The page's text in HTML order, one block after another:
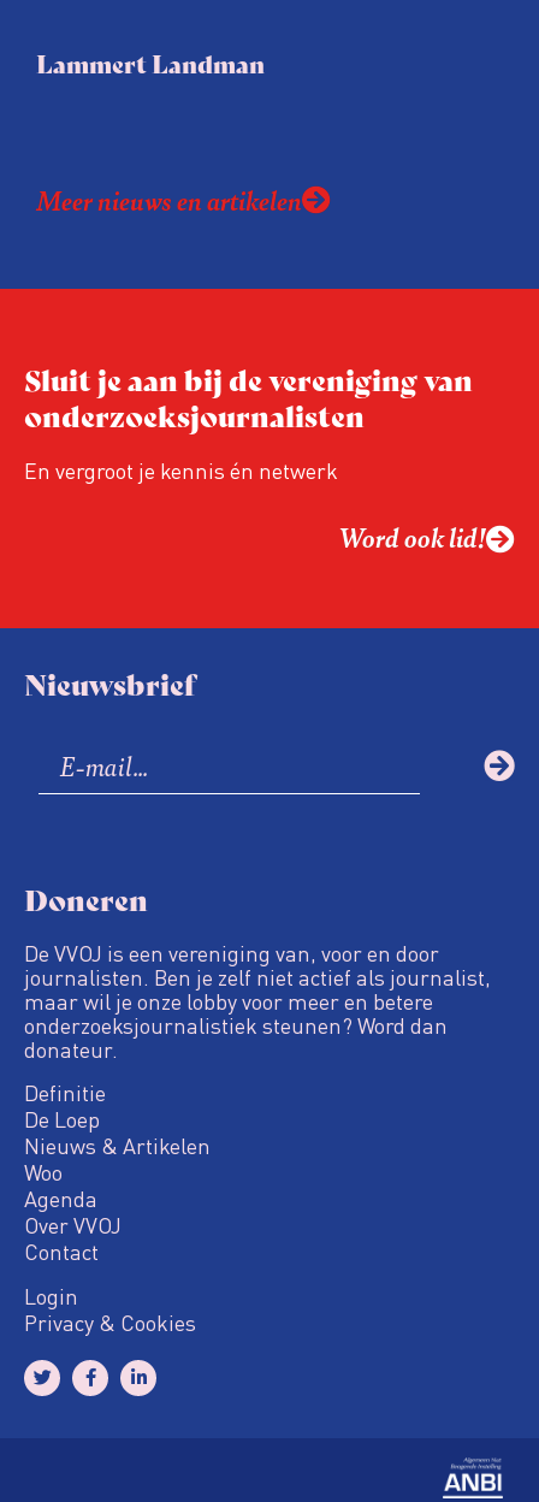
Lammert Landman
Meer nieuws en artikelen
Sluit je aan bij de vereniging van
onderzoeksjournalisten
En vergroot je kennis én netwerk
Word ook lid!
Nieuwsbrief
Doneren
De VVOJ is een vereniging van, voor en door
journalisten. Ben je zelf niet actief als journalist,
maar wil je onze lobby voor meer en betere
onderzoeksjournalistiek steunen? Word dan
donateur.
Definitie
De Loep
Nieuws & Artikelen
Woo
Agenda
Over VVOJ
Contact
Login
Privacy & Cookies